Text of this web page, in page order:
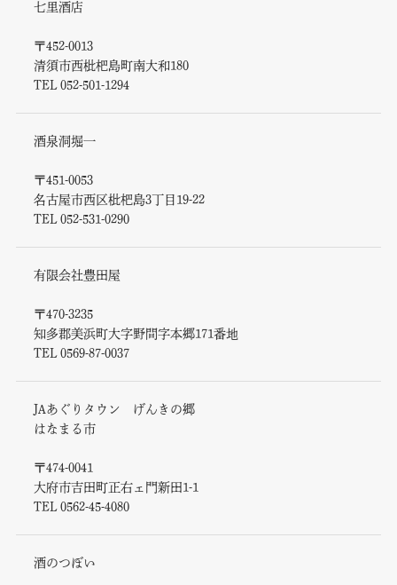
七里酒店
〒452-0013
清須市西枇杷島町南大和180
TEL 052-501-1294
酒泉洞堀一
〒451-0053
名古屋市西区枇杷島3丁目19-22
TEL 052-531-0290
有限会社豊田屋
〒470-3235
知多郡美浜町大字野間字本郷171番地
TEL 0569-87-0037
JAあぐりタウン げんきの郷
はなまる市
〒474-0041
大府市吉田町正右ェ門新田1-1
TEL 0562-45-4080
酒のつぼい